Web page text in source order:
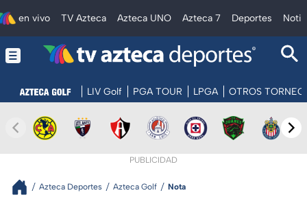
en vivo TV Azteca Azteca UNO Azteca 7 Deportes
LIV Golf PGA TOUR LPGA OTROS
PUBLICIDAD
Azteca Deportes Azteca Golf Nota